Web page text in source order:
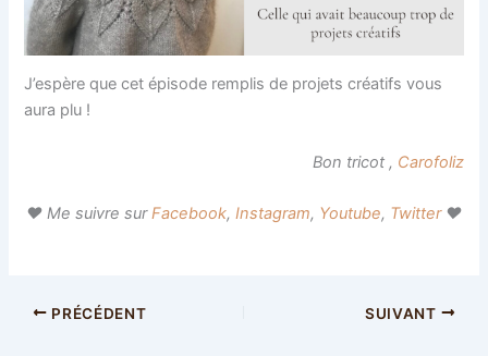
J’espère que cet épisode remplis de projets créatifs vous
aura plu !
Bon tricot , Carofoliz
♥ Me suivre surFacebook, Instagram, Youtube, Twitter♥
PRÉCÉDENT SUIVANT